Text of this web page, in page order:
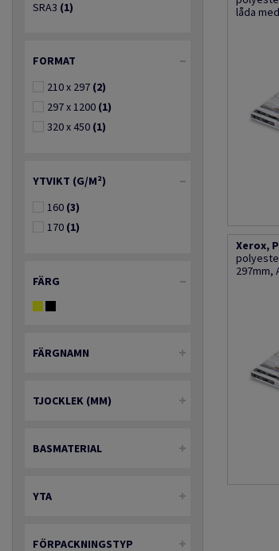
SRA3 (1)
FORMAT
210 x 297 (2)
297 x 1200 (1)
320 x 450 (1)
YTVIKT (G/M²)
160 (3)
170 (1)
FÄRG
FÄRGNAMN
TJOCKLEK (MM)
BASMATERIAL
YTA
FÖRPACKNINGSTYP
låda
Xerox,
297mm,